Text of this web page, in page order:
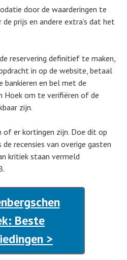
door de waarderingen te
prijs en andere extra’s dat het
reservering definitief te maken,
in op de website, betaal
bankieren en bel met de
Hoek om te verifiëren of de
zijn.
er kortingen zijn. Doe dit op
recensies van overige gasten
kritiek staan vermeld
Beste
>